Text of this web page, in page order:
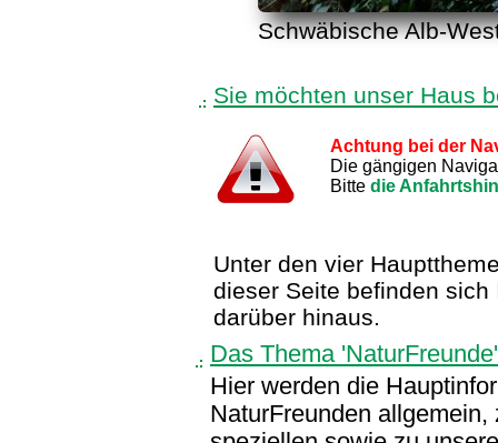
Schwäbische Alb-
Sie möchten unser Haus
Achtung bei der
Die gängigen
Bitte die
Unter den vier
dieser Seite befinden
darüber hinaus.
Das Thema 'NaturFreunde'
Hier werden die
NaturFreunden